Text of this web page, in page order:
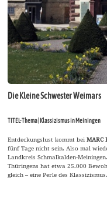
Die Kleine Schwester Weimars
TITEL-Thema | Klassizismus in Meiningen
Entdeckungslust kommt beiMARC
fünf Tage nicht sein. Also mal
Landkreis Schmalkalden-
Thüringens hat etwa 25.000
gleich – eine Perle des Klassizismus.